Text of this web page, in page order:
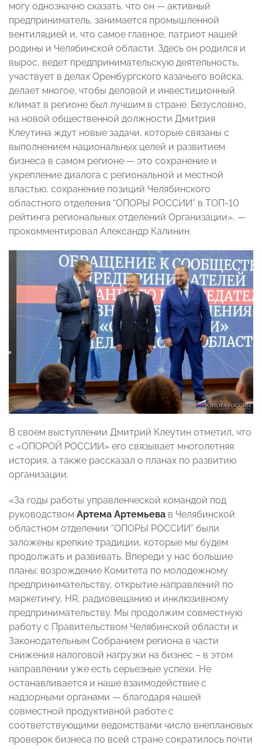
могу однозначно сказать, что он — активный
предприниматель, занимается промышленной
вентиляцией и, что самое главное, патриот нашей
родины и Челябинской области. Здесь он родился и
вырос, ведет предпринимательскую деятельность,
участвует в делах Оренбургского казачьего войска,
делает многое, чтобы деловой и инвестиционный
климат в регионе был лучшим в стране. Безусловно,
на новой общественной должности Дмитрия
Клеутина ждут новые задачи, которые связаны с
выполнением национальных целей и развитием
бизнеса в самом регионе — это сохранение и
укрепление диалога с региональной и местной
властью, сохранение позиций Челябинского
областного отделения “ОПОРЫ РОССИИ” в ТОП-10
рейтинга региональных отделений Организации», —
прокомментировал Александр Калинин.
В своем выступлении Дмитрий Клеутин отметил, что
с «ОПОРОЙ РОССИИ» его связывает многолетняя
история, а также рассказал о планах по развитию
организации.
«За годы работы управленческой командой под
руководством Артема Артемьева в Челябинской
областном отделении “ОПОРЫ РОССИИ” были
заложены крепкие традиции, которые мы будем
продолжать и развивать. Впереди у нас большие
планы: возрождение Комитета по молодежному
предпринимательству, открытие направлений по
маркетингу, HR, радиовещанию и инклюзивному
предпринимательству. Мы продолжим совместную
работу с Правительством Челябинской области и
Законодательным Собранием региона в части
снижения налоговой нагрузки на бизнес – в этом
направлении уже есть серьезные успехи. Не
останавливается и наше взаимодействие с
надзорными органами — благодаря нашей
совместной продуктивной работе с
соответствующими ведомствами число внеплановых
проверок бизнеса по всей стране сократилось почти